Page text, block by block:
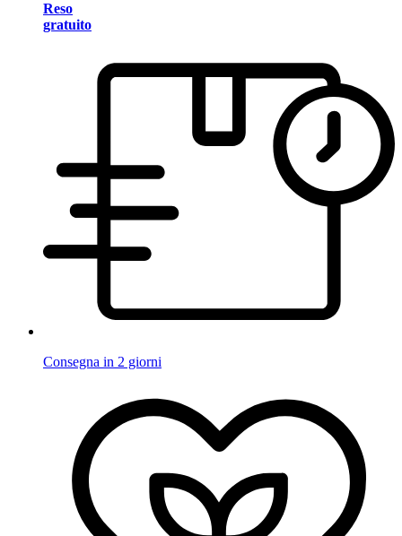
Reso
gratuito
Consegna in 2 giorni